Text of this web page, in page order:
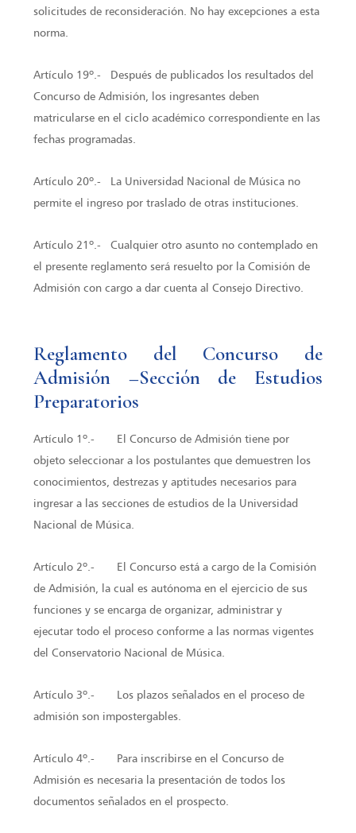
solicitudes de reconsideración. No hay excepciones a esta
norma.
Artículo 19º.- Después de publicados los resultados del
Concurso de Admisión, los ingresantes deben
matricularse en el ciclo académico correspondiente en las
fechas programadas.
Artículo 20º.- La Universidad Nacional de Música no
permite el ingreso por traslado de otras instituciones.
Artículo 21º.- Cualquier otro asunto no contemplado en
el presente reglamento será resuelto por la Comisión de
Admisión con cargo a dar cuenta al Consejo Directivo.
Reglamento del Concurso de
Admisión –Sección de Estudios
Preparatorios
Artículo 1º.- El Concurso de Admisión tiene por
objeto seleccionar a los postulantes que demuestren los
conocimientos, destrezas y aptitudes necesarios para
ingresar a las secciones de estudios de la Universidad
Nacional de Música.
Artículo 2º.- El Concurso está a cargo de la Comisión
de Admisión, la cual es autónoma en el ejercicio de sus
funciones y se encarga de organizar, administrar y
ejecutar todo el proceso conforme a las normas vigentes
del Conservatorio Nacional de Música.
Artículo 3º.- Los plazos señalados en el proceso de
admisión son impostergables.
Artículo 4º.- Para inscribirse en el Concurso de
Admisión es necesaria la presentación de todos los
documentos señalados en el prospecto.